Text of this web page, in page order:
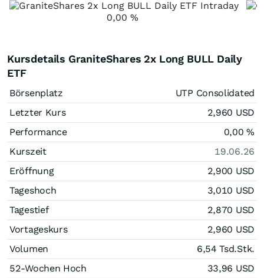
0,00 %
Kursdetails GraniteShares 2x Long BULL Daily
ETF
Börsenplatz
UTP Consolidated
Letzter Kurs
2,960 USD
Performance
0,00%
Kurszeit
19.06.26
Eröffnung
2,900 USD
Tageshoch
3,010 USD
Tagestief
2,870 USD
Vortageskurs
2,960 USD
Volumen
6,54 Tsd.Stk.
52-Wochen Hoch
33,96 USD